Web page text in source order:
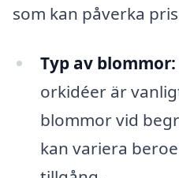
som kan påverka
Typ av blommor:
orkidéer är
blommor vid
kan variera